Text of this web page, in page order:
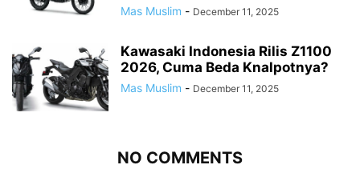
Mas Muslim - December 11, 2025
Kawasaki Indonesia Rilis Z1100
2026, Cuma Beda Knalpotnya?
Mas Muslim - December 11, 2025
NO COMMENTS